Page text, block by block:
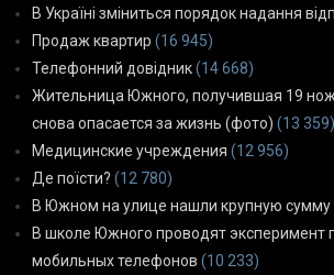
В Україні зміниться порядок надання
Продаж квартир (16 945)
Телефонний довідник(14 668)
Жительница Южного, получившая 19
снова опасается за жизнь (фото) (13 359)
Медицинские учреждения (12 956)
Де поїсти? (12 780)
В Южном на улице нашли крупную сумму
В школе Южного проводят эксперимент
мобильных телефонов (10 233)